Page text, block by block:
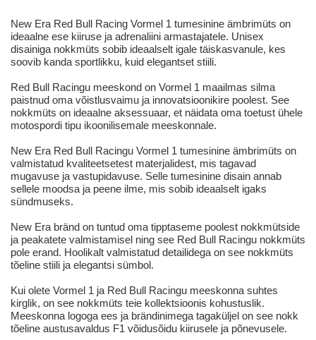
New Era Red Bull Racing Vormel 1 tumesinine ämbrimüts on
ideaalne ese kiiruse ja adrenaliini armastajatele. Unisex
disainiga nokkmüts sobib ideaalselt igale täiskasvanule, kes
soovib kanda sportlikku, kuid elegantset stiili.
Red Bull Racingu meeskond on Vormel 1 maailmas silma
paistnud oma võistlusvaimu ja innovatsioonikire poolest. See
nokkmüts on ideaalne aksessuaar, et näidata oma toetust ühele
motospordi tipu ikoonilisemale meeskonnale.
New Era Red Bull Racingu Vormel 1 tumesinine ämbrimüts on
valmistatud kvaliteetsetest materjalidest, mis tagavad
mugavuse ja vastupidavuse. Selle tumesinine disain annab
sellele moodsa ja peene ilme, mis sobib ideaalselt igaks
sündmuseks.
New Era bränd on tuntud oma tipptaseme poolest nokkmütside
ja peakatete valmistamisel ning see Red Bull Racingu nokkmüts
pole erand. Hoolikalt valmistatud detailidega on see nokkmüts
tõeline stiili ja elegantsi sümbol.
Kui olete Vormel 1 ja Red Bull Racingu meeskonna suhtes
kirglik, on see nokkmüts teie kollektsioonis kohustuslik.
Meeskonna logoga ees ja brändinimega tagaküljel on see nokk
tõeline austusavaldus F1 võidusõidu kiirusele ja põnevusele.